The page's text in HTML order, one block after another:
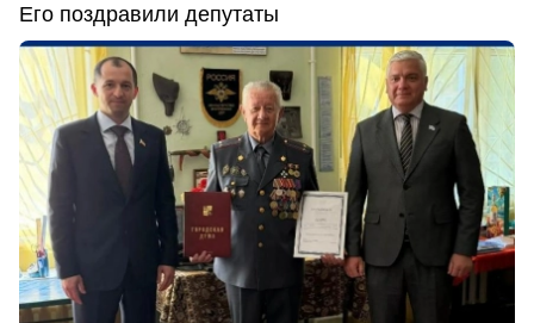
Его поздравили депутаты